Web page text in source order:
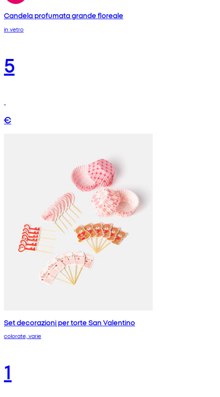
Candela profumata grande floreale
in vetro
5
€
Set decorazioni per torte San Valentino
colorate, varie
1